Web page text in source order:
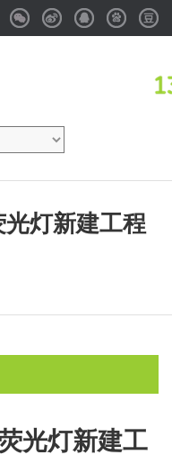
WeixinWeibo QQ Baidu
灯新建工程
光灯新建工